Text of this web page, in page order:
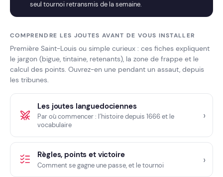
seul tournoi retransmis de la semaine.
COMPRENDRE LES JOUTES AVANT DE VOUS INSTALLER
Première Saint-Louis ou simple curieux : ces fiches expliquent
le jargon (bigue, tintaine, retenants), la zone de frappe et le
calcul des points. Ouvrez-en une pendant un assaut, depuis
les tribunes.
Les joutes languedociennes
Par où commencer : l’histoire depuis 1666 et le
vocabulaire
Règles, points et victoire
Comment se gagne une passe, et le tournoi